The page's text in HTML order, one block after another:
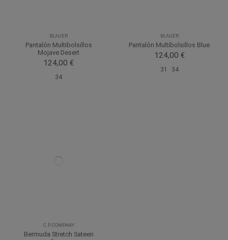
BLAUER
Pantalón Multibolsillos
Mojave Desert
124,00 €
34
BLAUER
Pantalón Multibolsillos Blue
124,00 €
31 34
C.P COMPANY
Bermuda Stretch Sateen